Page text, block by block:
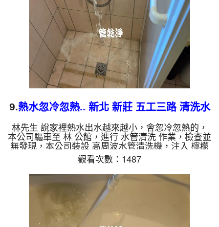
化錳，管壁上會結成黑色管垢，洗出來的水會跟石油
一樣黑，有些洗出綠色的水，是因為裡面有銅的物
質，生鏽產生銅綠，如...
9.熱水忽冷忽熱.. 新北 新莊 五工三路 清洗水
管
林先生 說家裡熱水出水越來越小，會忽冷忽熱的，
本公司驅車至 林 公館，進行 水管清洗 作業，檢查並
無發現，本公司裝設 高周波水管清洗機，注入 檸檬
酸 至水管，等了約15分，開啟 水管清洗機 ，啟動 螺
旋波 模式，一洗水管就流出泡沫水，源源不絕，兩
個多小時後，熱水出水量恢復了。 如是自來水，如
水管老化，會產生鐵鏽跟泥沙堆積，洗出來的水就會
是咖啡色，地下水含有氧化錳，管壁上會結成黑色管
垢，洗出來的水會跟石油一樣黑，有些洗出綠色的
水，是因為裡面有銅的物質，生鏽產生銅綠，如是藍
色的水，是因為水龍頭...
觀看次數：1487